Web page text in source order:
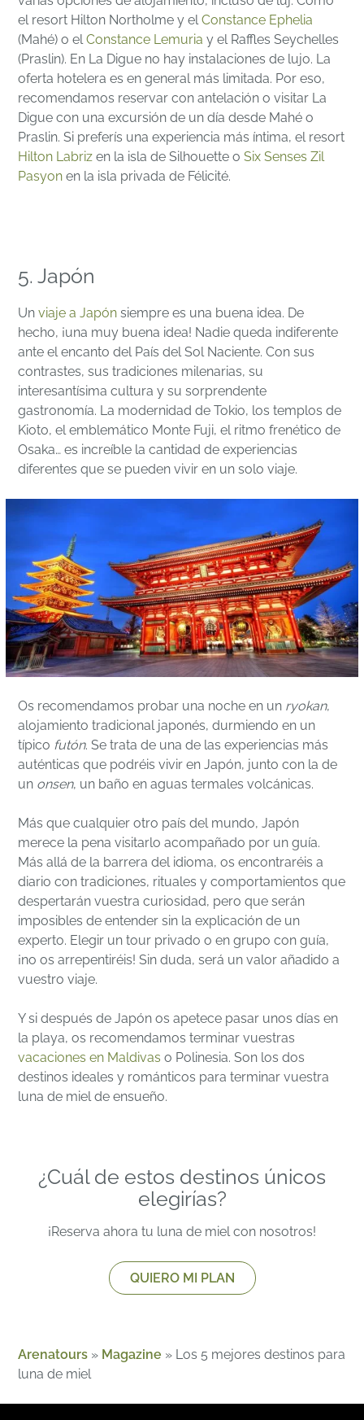
el resort Hilton Northolme y elConstance Ephelia
(Mahé) o elConstance Lemuria y el Raffles Seychelles
(Praslin). En La Digue no hay instalaciones de lujo. La
oferta hotelera es en general más limitada. Por eso,
recomendamos reservar con antelación o visitar La
Digue con una excursión de un día desde Mahé o
Praslin. Si preferís una experiencia más íntima, el resort
Hilton Labriz en la isla de Silhouette oSix Senses Zil
Pasyon en la isla privada de Félicité.
5. Japón
Un viaje a Japón siempre es una buena idea. De
hecho, ¡una muy buena idea! Nadie queda indiferente
ante el encanto del País del Sol Naciente. Con sus
contrastes, sus tradiciones milenarias, su
interesantísima cultura y su sorprendente
gastronomía. La modernidad de Tokio, los templos de
Kioto, el emblemático Monte Fuji, el ritmo frenético de
Osaka… es increíble la cantidad de experiencias
diferentes que se pueden vivir en un solo viaje.
Os recomendamos probar una noche en un ryokan,
alojamiento tradicional japonés, durmiendo en un
típico futón. Se trata de una de las experiencias más
auténticas que podréis vivir en Japón, junto con la de
un onsen, un baño en aguas termales volcánicas.
Más que cualquier otro país del mundo, Japón
merece la pena visitarlo acompañado por un guía.
Más allá de la barrera del idioma, os encontraréis a
diario con tradiciones, rituales y comportamientos que
despertarán vuestra curiosidad, pero que serán
imposibles de entender sin la explicación de un
experto. Elegir un tour privado o en grupo con guía,
¡no os arrepentiréis! Sin duda, será un valor añadido a
vuestro viaje.
Y si después de Japón os apetece pasar unos días en
la playa, os recomendamos terminar vuestras
vacaciones en Maldivas o Polinesia. Son los dos
destinos ideales y románticos para terminar vuestra
luna de miel de ensueño.
¿Cuál de estos destinos únicos
elegirías?
¡Reserva ahora tu luna de miel con nosotros!
QUIERO MI PLAN
Arenatours » Magazine » Los 5 mejores destinos para
luna de miel